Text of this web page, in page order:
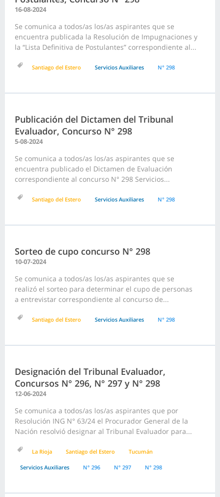
16-08-2024
Se comunica a todos/as los/as aspirantes que se
encuentra publicada la Resolución de Impugnaciones y
la “Lista Definitiva de Postulantes” correspondiente al...
Santiago del Estero Servicios Auxiliares N° 298
Publicación del Dictamen del Tribunal
Evaluador, Concurso N° 298
5-08-2024
Se comunica a todos/as los/as aspirantes que se
encuentra publicado el Dictamen de Evaluación
correspondiente al concurso N° 298 Servicios...
Santiago del Estero Servicios Auxiliares N° 298
Sorteo de cupo concurso N° 298
10-07-2024
Se comunica a todos/as los/as aspirantes que se
realizó el sorteo para determinar el cupo de personas
a entrevistar correspondiente al concurso de...
Santiago del Estero Servicios Auxiliares N° 298
Designación del Tribunal Evaluador,
Concursos N° 296, N° 297 y N° 298
12-06-2024
Se comunica a todos/as los/as aspirantes que por
Resolución ING N° 63/24 el Procurador General de la
Nación resolvió designar al Tribunal Evaluador para...
La Rioja Santiago del Estero Tucumán
Servicios Auxiliares N° 296 N° 297 N° 298